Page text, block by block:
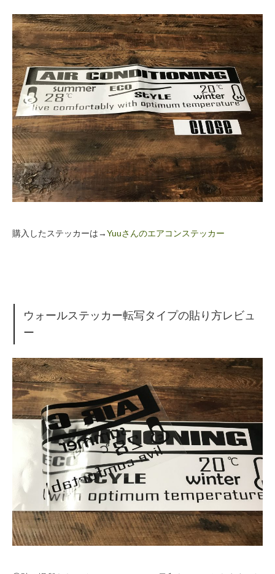
購入したステッカーは→Yuuさんのエアコンステッカー
ウォールステッカー転写タイプの貼り方レビュ
ー